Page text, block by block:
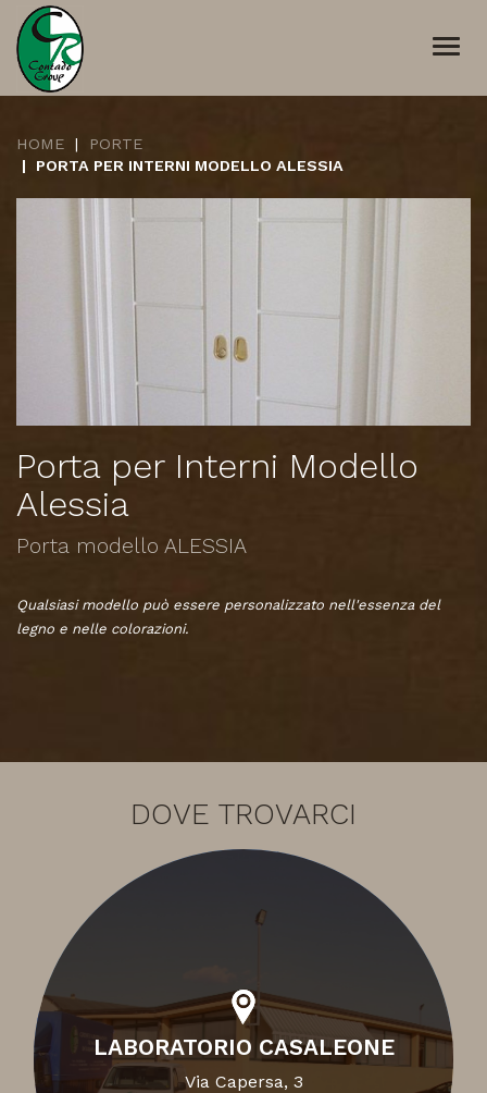
HOME
PORTE
PORTA PER INTERNI MODELLO ALESSIA
Porta per Interni Modello
Alessia
Porta modello ALESSIA
Qualsiasi modello può essere personalizzato nell'essenza del
legno e nelle colorazioni.
DOVE TROVARCI
LABORATORIO CASALEONE
Via Capersa, 3